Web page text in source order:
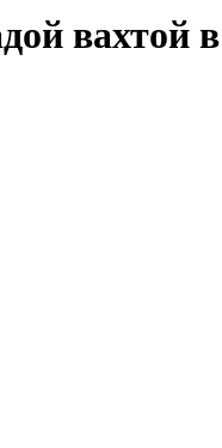
вахтой